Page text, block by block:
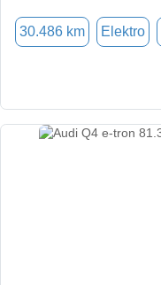
30.486 km Elektro